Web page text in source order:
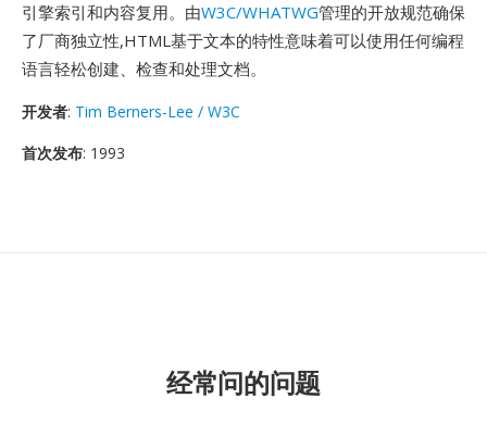
引擎索引和内容复用。由W3C/WHATWG管理的开放规范确保
了厂商独立性,HTML基于文本的特性意味着可以使用任何编程
语言轻松创建、检查和处理文档。
开发者: Tim Berners-Lee / W3C
首次发布: 1993
经常问的问题